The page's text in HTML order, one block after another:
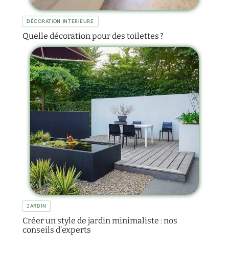
DÉCORATION INTERIEURE
Quelle décoration pour des toilettes ?
JARDIN
Créer un style de jardin minimaliste : nos
conseils d’experts